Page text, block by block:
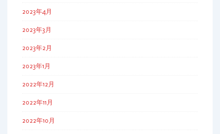
2023年4月
2023年3月
2023年2月
2023年1月
2022年12月
2022年11月
2022年10月